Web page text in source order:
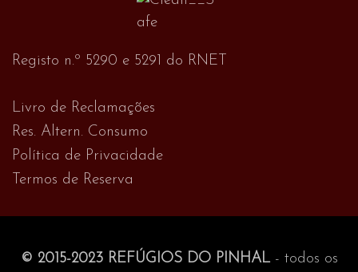
Registo n.º 5290 e 5291 do RNET
Livro de Reclamações
Res. Altern. Consumo
Política de Privacidade
Termos de Reserva
© 2015-2023 REFÚGIOS DO PINHAL- todos os